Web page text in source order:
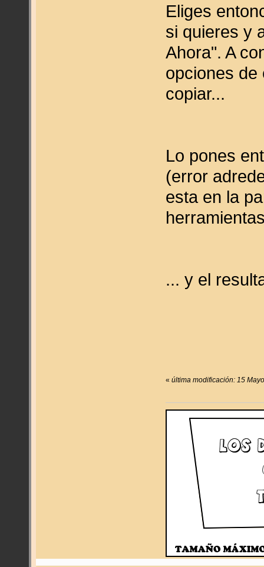
Eliges
si quieres y
Ahora". A
opciones de
copiar...
Lo pones
(error
esta en la
... y el
«última modificación: 15